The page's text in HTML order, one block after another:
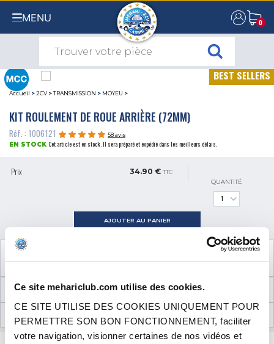
Ce site mehariclub.com utilise des cookies.
CE SITE UTILISE DES COOKIES UNIQUEMENT POUR
PERMETTRE SON BON FONCTIONNEMENT, faciliter
votre navigation, visionner certaines de nos vidéos et
MENU 0
0
BEST SELLERS
Accueil >2CV >TRANSMISSION > MOYEU >
KIT ROULEMENT DE ROUE ARRIÈRE (72MM)
Réf. : 1006121
58 avis
EN STOCK Cet article est en stock. Il sera préparé et expédié dans les meilleurs délais.
Prix 34.90 € TTC
QUANTITÉ
AJOUTER AU PANIER
VOIR LE PRODUIT COMPLÉMENTAIRE
NÉCESSAIRE AU MONTAGE
INFORMATIONS TECHNIQUES
AVIS CLIENTS (58)